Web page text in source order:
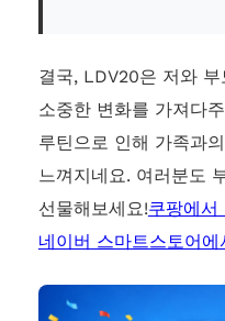
결국, LDV20은 저와
소중한 변화를 가져다
루틴으로 인해 가족과
느껴지네요. 여러분도
선물해보세요!쿠팡에서
네이버 스마트스토어